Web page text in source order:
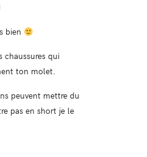
bien
chaussures qui
ton molet.
peuvent mettre du
pas en short je le